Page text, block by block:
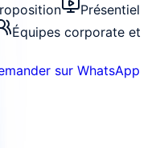
Présentiel
Équipes corporate et
sur WhatsApp